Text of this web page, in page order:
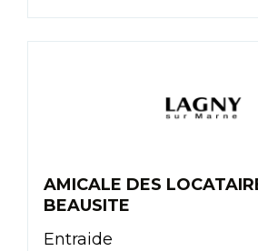
AMICALE DES
BEAUSITE
Entraide